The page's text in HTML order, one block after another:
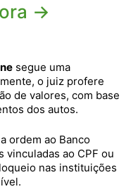
→
segue uma
o juiz profere
de valores, com base
dos autos.
ordem ao Banco
vinculadas ao CPF ou
nas instituições